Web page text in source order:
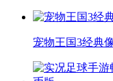
宠物王国3经典